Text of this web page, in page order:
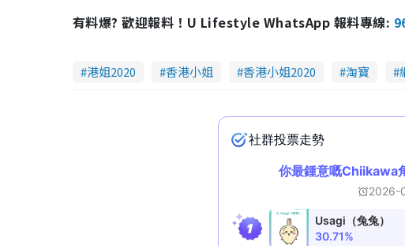
有料爆? 歡迎報料！U Lifestyle WhatsApp 報料專線:
港姐2020 香港小姐 香港小姐2020 淘寶